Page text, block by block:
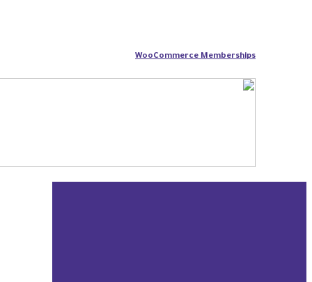
WooCommerce Memberships